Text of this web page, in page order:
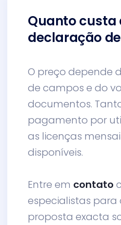
Quanto custa
declaração de
O preço depende
de campos e do
documentos.
pagamento por
as licenças
disponíveis.
Entre em contato
especialistas para
proposta exacta